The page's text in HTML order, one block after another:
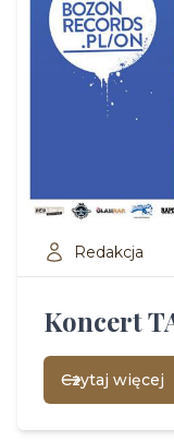
Redakcja
Koncert
Czytaj więcej